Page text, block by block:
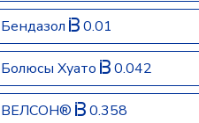
Бендазол 0.01
Болюсы Хуато 0.042
ВЕЛСОН® 0.358